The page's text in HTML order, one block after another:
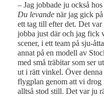
– Jag jobbade ju också
Du levande när jag gick
ett tag till efter det. Det
jobba just där och jag fick
scener, i ett team på sju-
annat på en modell av
med små träbitar som ser
ut i rätt vinkel. Över denna
flygplan genom att vi drog
alltså stod still. Det var ju